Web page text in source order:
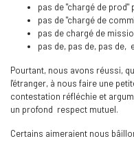
pas de "chargé de
pas de "chargé de
pas de chargé de
pas de, pas de, pas de,
Pourtant, nous avons réussi,
l'étranger, à nous faire une
contestation réfléchie et
un profond respect mutuel.
Certains aimeraient nous